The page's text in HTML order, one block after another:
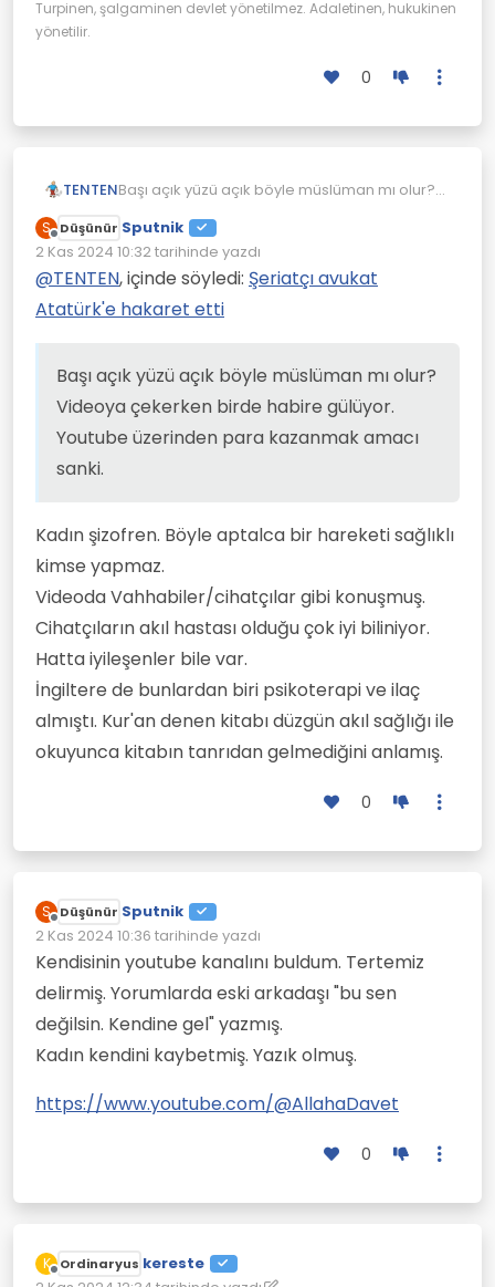
Turpinen, şalgaminen devlet yönetilmez. Adaletinen, hukukinen
yönetilir.
0
TENTENBaşı açık yüzü açık böyle müslüman mı olur?
Youtube üzerinden para kazanmak amacı
sanki.
S
Çevrimdışı
Düşünür Sputnik
2 Kas 2024 10:32tarihinde yazdı
Son düzenleyen:
@TENTEN, içinde söyledi: Şeriatçı avukat
Atatürk'e hakaret etti
Başı açık yüzü açık böyle müslüman mı olur?
Videoya çekerken birde habire gülüyor.
Youtube üzerinden para kazanmak amacı
sanki.
Kadın şizofren. Böyle aptalca bir hareketi sağlıklı
kimse yapmaz.
Videoda Vahhabiler/cihatçılar gibi konuşmuş.
Cihatçıların akıl hastası olduğu çok iyi biliniyor.
Hatta iyileşenler bile var.
İngiltere de bunlardan biri psikoterapi ve ilaç
almıştı. Kur'an denen kitabı düzgün akıl sağlığı ile
okuyunca kitabın tanrıdan gelmediğini anlamış.
0
S
Çevrimdışı
Düşünür Sputnik
2 Kas 2024 10:36 tarihinde yazdı
Son düzenleyen:
Kendisinin youtube kanalını buldum. Tertemiz
delirmiş. Yorumlarda eski arkadaşı "bu sen
değilsin. Kendine gel" yazmış.
Kadın kendini kaybetmiş. Yazık olmuş.
https://www.youtube.com/@AllahaDavet
0
K
Çevrimdışı
Ordinaryus kereste